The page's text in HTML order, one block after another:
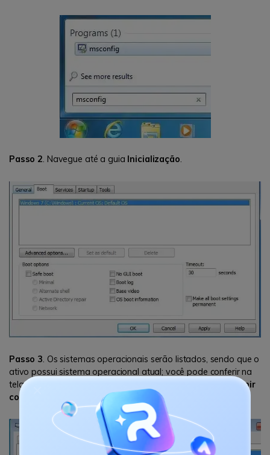
Passo 2. Navegue até a guia Inicialização.
Passo 3. Os sistemas operacionais serão listados, sendo que o
ativo possui sistema operacional atual; você pode conferir na
tela. Selecione o outro sistema operacional e clique em
Definir
como padrão